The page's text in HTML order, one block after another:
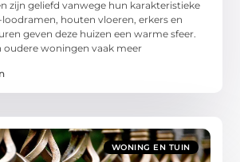
zijn geliefd vanwege hun karakteristieke
houten vloeren, erkers en
geven deze huizen een warme sfeer.
oudere woningen vaak meer
WONING EN TUIN